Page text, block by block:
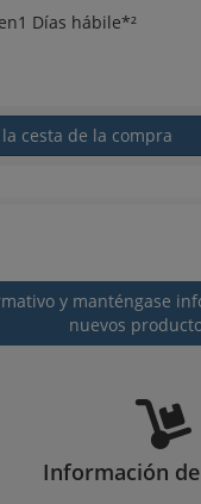
Días hábile*²
cesta de la compra
y manténgase
nuevos
Información